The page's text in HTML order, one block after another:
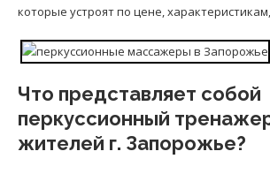
которые устроят по цене,
Что представляет собой
перкуссионный
жителей г. Запорожье?